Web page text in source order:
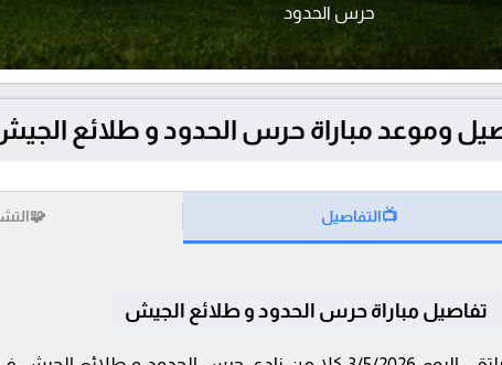
حرس الحدود
وموعد مباراة حرس الحدود و طلائع الجيش بتاريخ 3/5/2026 في
📺التفاصيل 🧩
تفاصيل مباراة حرس الحدود و طلائع الجيش